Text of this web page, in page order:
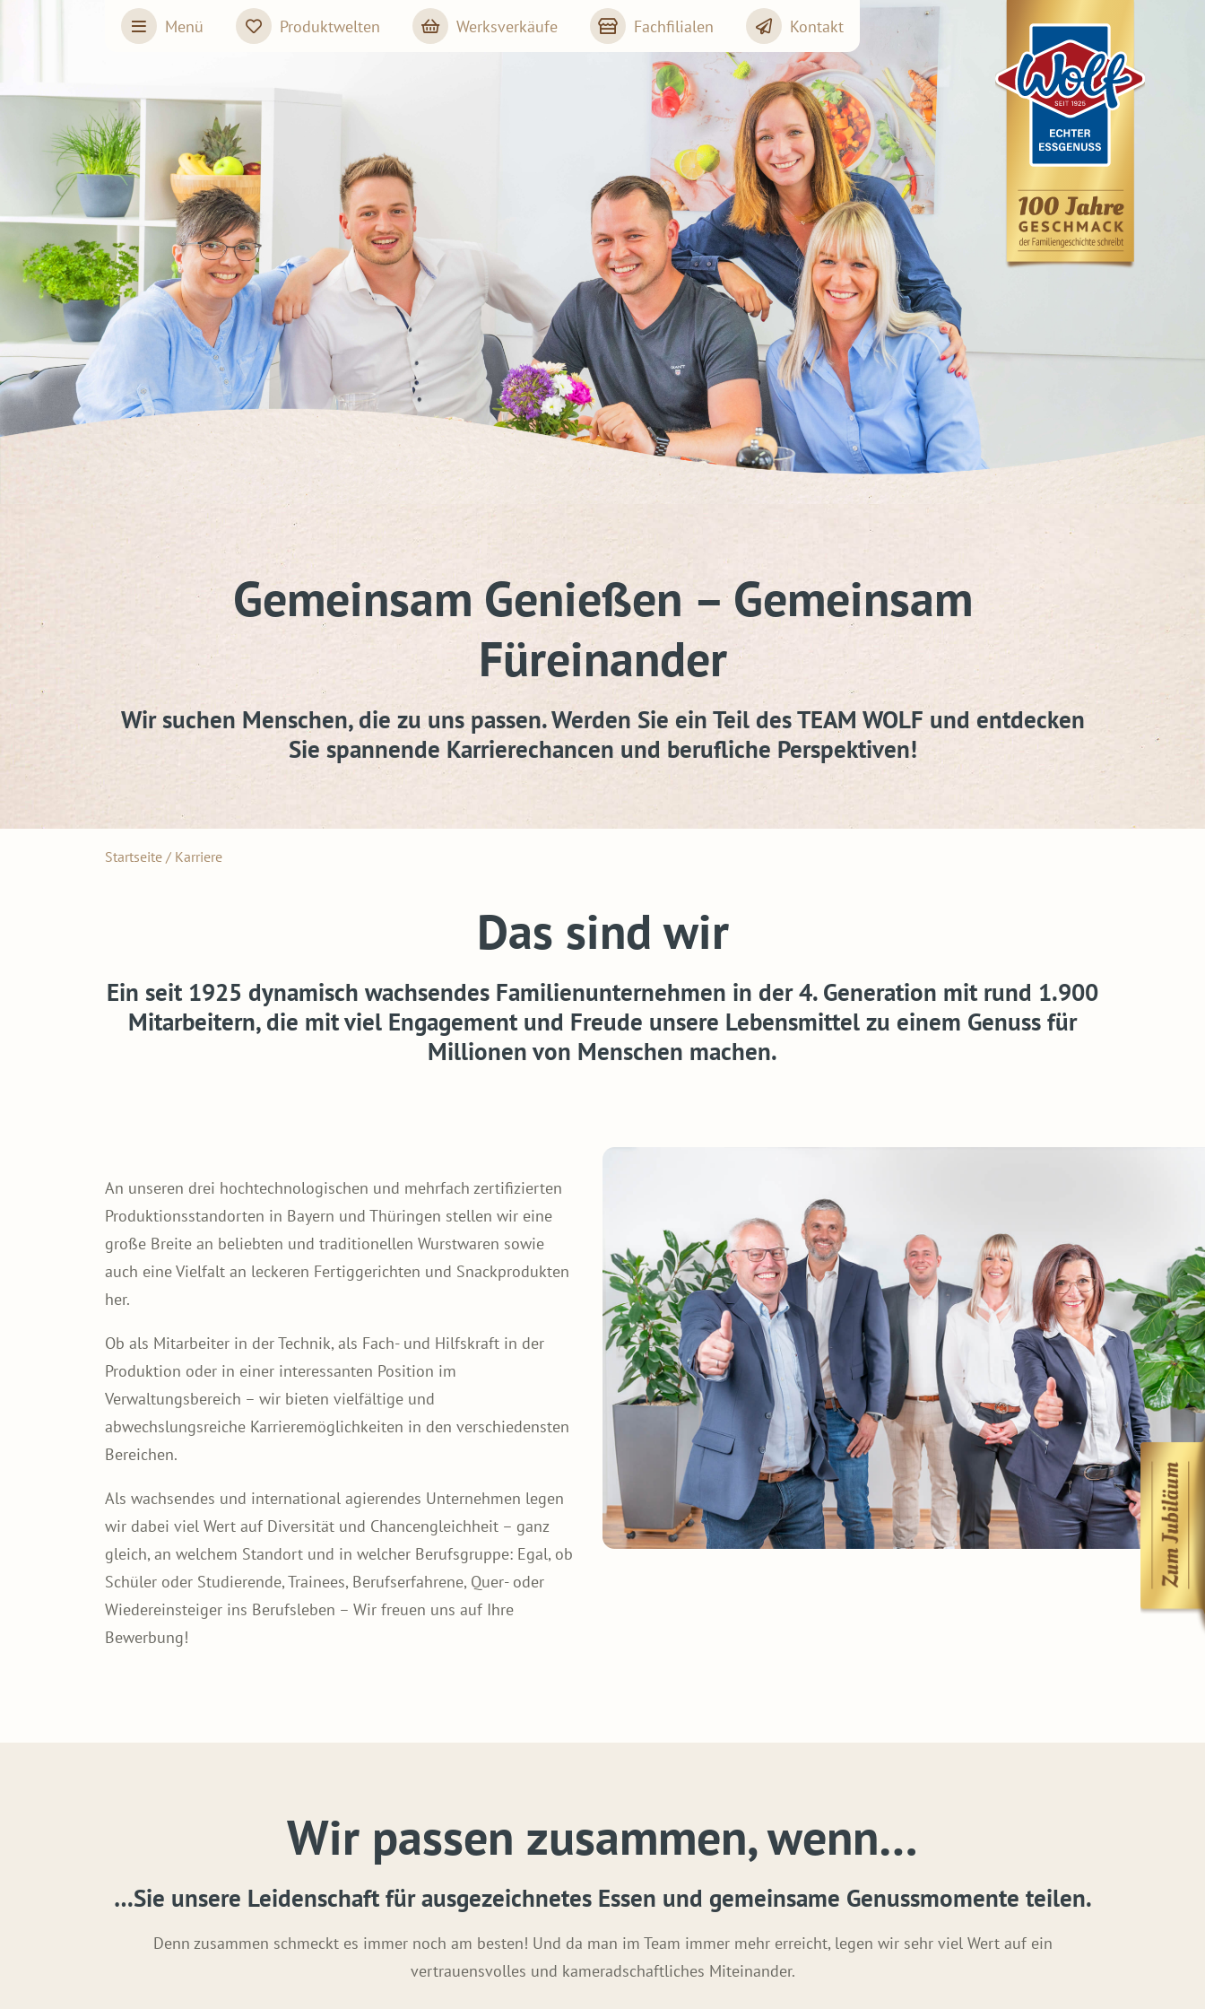
Skip to main content
Menü Produktwelten Werksverkäufe Fachfilialen Kontakt
Gemeinsam Genießen – Gemeinsam
Füreinander
Wir suchen Menschen, die zu uns passen. Werden Sie ein Teil des TEAM WOLF und entdecken
Sie spannende Karrierechancen und berufliche Perspektiven!
Startseite / Karriere
Das sind wir
Ein seit 1925 dynamisch wachsendes Familienunternehmen in der 4. Generation mit rund 1.900
Mitarbeitern, die mit viel Engagement und Freude unsere Lebensmittel zu einem Genuss für
Millionen von Menschen machen.
An unseren drei hochtechnologischen und mehrfach zertifizierten
Produktionsstandorten in Bayern und Thüringen stellen wir eine
große Breite an beliebten und traditionellen Wurstwaren sowie
auch eine Vielfalt an leckeren Fertiggerichten und Snackprodukten
her.
Ob als Mitarbeiter in der Technik, als Fach- und Hilfskraft in der
Produktion oder in einer interessanten Position im
Verwaltungsbereich – wir bieten vielfältige und
abwechslungsreiche Karrieremöglichkeiten in den verschiedensten
Bereichen.
Als wachsendes und international agierendes Unternehmen legen
wir dabei viel Wert auf Diversität und Chancengleichheit – ganz
gleich, an welchem Standort und in welcher Berufsgruppe: Egal, ob
Schüler oder Studierende, Trainees, Berufserfahrene, Quer- oder
Wiedereinsteiger ins Berufsleben – Wir freuen uns auf Ihre
Bewerbung!
Wir passen zusammen, wenn…
…Sie unsere Leidenschaft für ausgezeichnetes Essen und gemeinsame Genussmomente teilen.
Denn zusammen schmeckt es immer noch am besten! Und da man im Team immer mehr erreicht, legen wir sehr viel Wert auf ein
vertrauensvolles und kameradschaftliches Miteinander.